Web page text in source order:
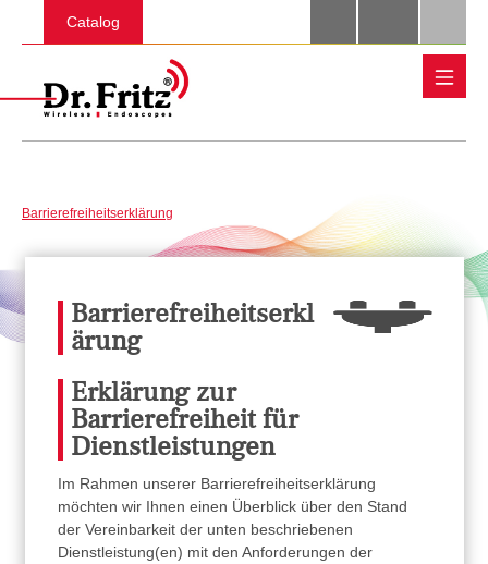
Skip to main content
Catalog
Barrierefreiheitserklärung
Barrierefreiheitserkl
ärung
Erklärung zur
Barrierefreiheit für
Dienstleistungen
Im Rahmen unserer Barrierefreiheitserklärung
möchten wir Ihnen einen Überblick über den Stand
der Vereinbarkeit der unten beschriebenen
Dienstleistung(en) mit den Anforderungen der